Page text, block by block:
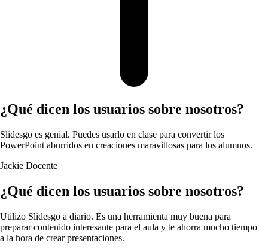
¿Qué dicen los usuarios sobre nosotros?
Slidesgo es genial. Puedes usarlo en clase para convertir los
PowerPoint aburridos en creaciones maravillosas para los alumnos.
Jackie Docente
¿Qué dicen los usuarios sobre nosotros?
Utilizo Slidesgo a diario. Es una herramienta muy buena para
preparar contenido interesante para el aula y te ahorra mucho tiempo
a la hora de crear presentaciones.